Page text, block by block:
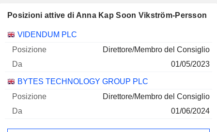
Posizioni attive di Anna Kap Soon Vikström-Persson
Società Posizione
VIDENDUM PLC
Direttore/Membro del Consiglio
01/05/2023
BYTES TECHNOLOGY GROUP PLC
Direttore/Membro del Consiglio
01/06/2024